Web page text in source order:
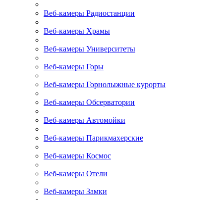
Веб-камеры Радиостанции
Веб-камеры Храмы
Веб-камеры Университеты
Веб-камеры Горы
Веб-камеры Горнолыжные курорты
Веб-камеры Обсерватории
Веб-камеры Автомойки
Веб-камеры Парикмахерские
Веб-камеры Космос
Веб-камеры Отели
Веб-камеры Замки